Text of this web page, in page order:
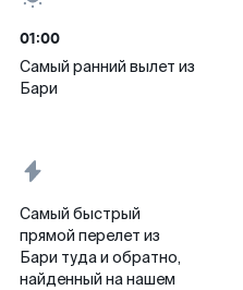
01:00
Самый ранний вылет из
Бари
Самый быстрый
прямой перелет из
Бари туда и обратно,
найденный на нашем